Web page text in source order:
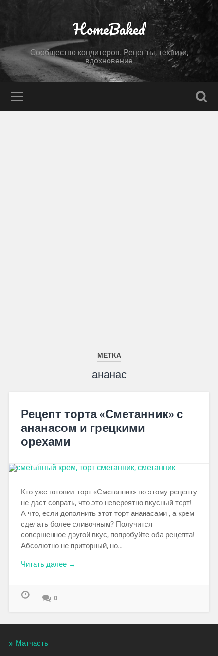
HomeBaked
Сообщество кондитеров. Рецепты, техники,
вдохновение
МЕТКА
ананас
Рецепт торта «Сметанник» с
ананасом и грецкими
орехами
Кто уже готовил торт «Сметанник» по этому рецепту
не даст соврать, что это невероятно вкусный торт!
А что, если дополнить этот торт ананасами , а крем
сделать более сливочным? Получится
совершенное другой вкус, попробуйте оба рецепта!
Абсолютно не приторный, но…
Читать далее →
0
Матчасть